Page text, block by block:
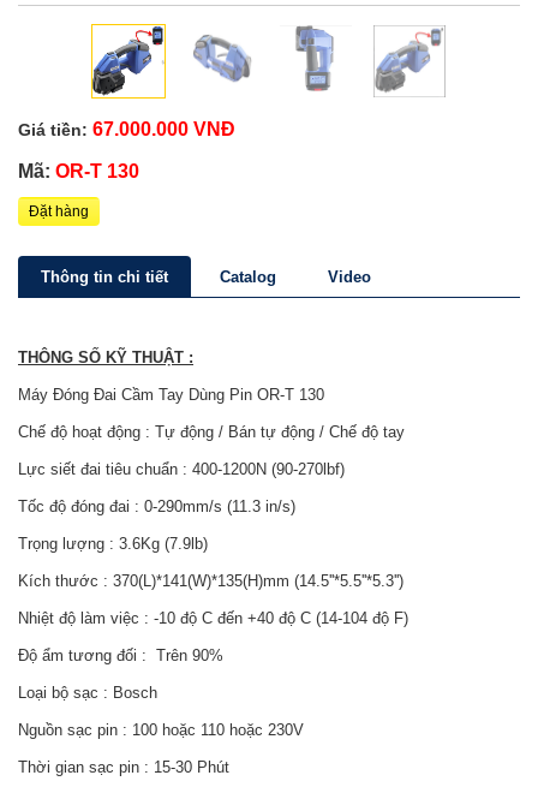
Giá tiền: 67.000.000 VNĐ
Mã: OR-T 130
Đặt hàng
Thông tin chi tiết Catalog Video
THÔNG SỐ KỸ THUẬT :
Máy Đóng Đai Cầm Tay Dùng Pin OR-T 130
Chế độ hoạt động : Tự động / Bán tự động / Chế độ tay
Lực siết đai tiêu chuẩn : 400-1200N (90-270lbf)
Tốc độ đóng đai : 0-290mm/s (11.3 in/s)
Trọng lượng : 3.6Kg (7.9lb)
Kích thước : 370(L)*141(W)*135(H)mm (14.5''*5.5''*5.3'')
Nhiệt độ làm việc : -10 độ C đến +40 độ C (14-104 độ F)
Độ ẩm tương đối : Trên 90%
Loại bộ sạc : Bosch
Nguồn sạc pin : 100 hoặc 110 hoặc 230V
Thời gian sạc pin : 15-30 Phút